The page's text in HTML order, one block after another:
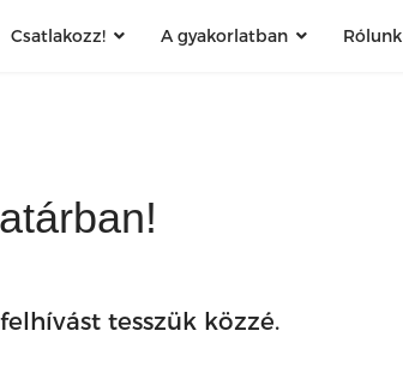
Csatlakozz! A gyakorlatban Rólunk
tesszük közzé.